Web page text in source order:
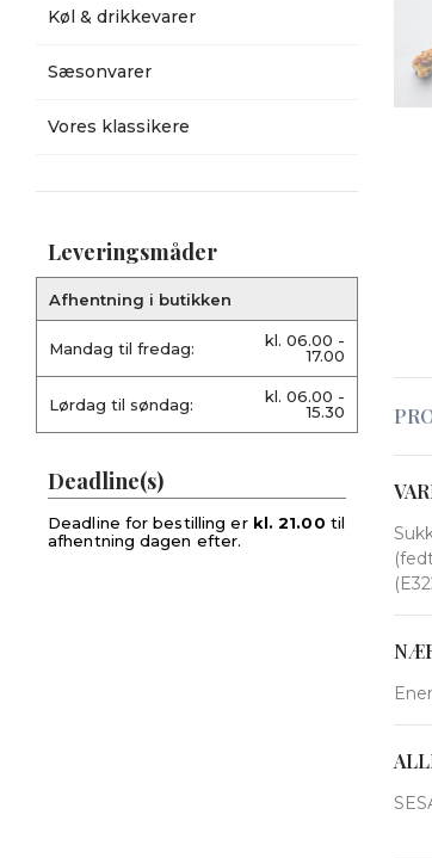
Køl & drikkevarer
Sæsonvarer
Vores klassikere
Leveringsmåder
Afhentning i butikken
Mandag til fredag:
kl. 06.00 -
17.00
Lørdag til søndag:
kl. 06.00 -
15.30
Deadline(s)
Deadline for bestilling er kl. 21.00 til
afhentning dagen efter.